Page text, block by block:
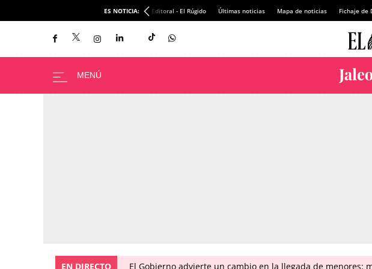
ES NOTICIA: Editoral - El Rúgido Últimas noticias Mapa de noticias Fichaje de
EN DIRECTO El Gobierno advierte un cambio en la llegada de menores: